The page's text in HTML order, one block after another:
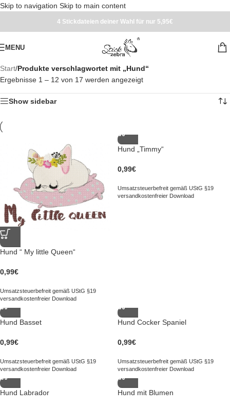
Skip to navigation Skip to main content
4 Stickdateien deiner Wahl für nur 5,95€
MENU
Start/Produkte verschlagwortet mit „Hund“
Ergebnisse 1 – 12 von 17 werden angezeigt
Show sidebar
Hund “ My little Queen“
0,99€
Umsatzsteuerbefreit gemäß UStG §19
versandkostenfreier Download
Hund „Timmy“
0,99€
Umsatzsteuerbefreit gemäß UStG §19
versandkostenfreier Download
Hund Basset
0,99€
Umsatzsteuerbefreit gemäß UStG §19
versandkostenfreier Download
Hund Cocker Spaniel
0,99€
Umsatzsteuerbefreit gemäß UStG §19
versandkostenfreier Download
Hund Labrador Hund mit Blumen